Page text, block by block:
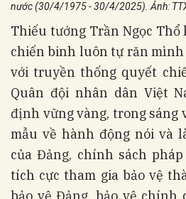
nước (30/4/1975 - 30/4/2025). Ảnh:
Thiếu tướng Trần Ngọc Thổ
chiến binh luôn tự răn mình
với truyền thống quyết
Quân đội nhân dân Việt
định vững vàng, trong sáng
mẫu về hành động nói và
của Đảng, chính sách
tích cực tham gia bảo vệ